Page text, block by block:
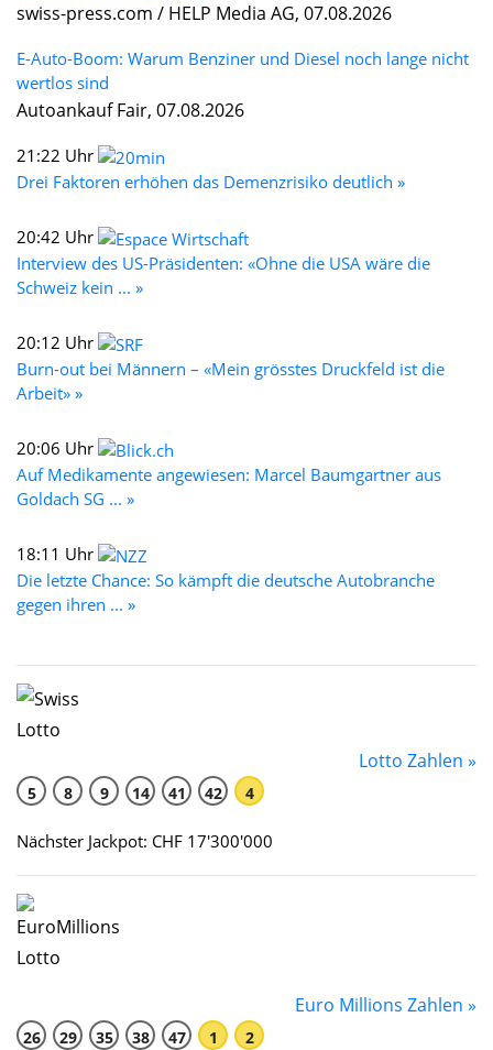
swiss-press.com / HELP Media AG, 07.08.2026
E-Auto-Boom: Warum Benziner und Diesel noch lange nicht
wertlos sind
Autoankauf Fair, 07.08.2026
21:22 Uhr
Drei Faktoren erhöhen das Demenzrisiko deutlich »
20:42 Uhr
Interview des US-Präsidenten: «Ohne die USA wäre die
Schweiz kein ... »
20:12 Uhr
Burn-out bei Männern – «Mein grösstes Druckfeld ist die
Arbeit» »
20:06 Uhr
Auf Medikamente angewiesen: Marcel Baumgartner aus
Goldach SG ... »
18:11 Uhr
Die letzte Chance: So kämpft die deutsche Autobranche
gegen ihren ... »
Lotto Zahlen »
5 8 9 14 41 42 4
Nächster Jackpot: CHF 17'300'000
Euro Millions Zahlen »
26 29 35 38 47 1 2